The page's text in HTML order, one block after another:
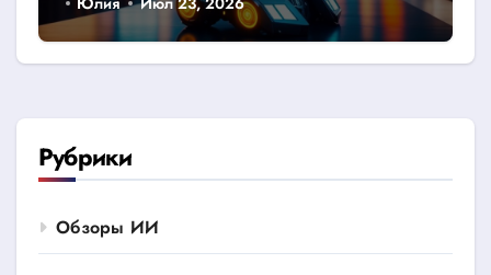
Рубрики
Обзоры ИИ